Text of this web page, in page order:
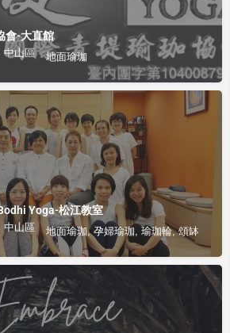
會-大直館
中山區 地面瑜珈
Yoga-松江教室
中山區 地面瑜珈, 孕婦瑜珈, 瑜珈輪, 頌缽